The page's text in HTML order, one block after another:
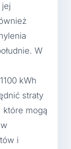
W
kWh
straty
które mogą
i